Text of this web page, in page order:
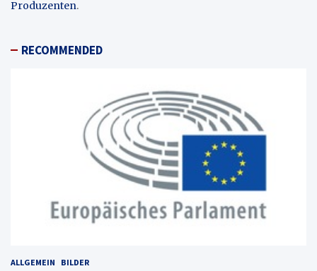
Produzenten.
RECOMMENDED
ALLGEMEIN BILDER